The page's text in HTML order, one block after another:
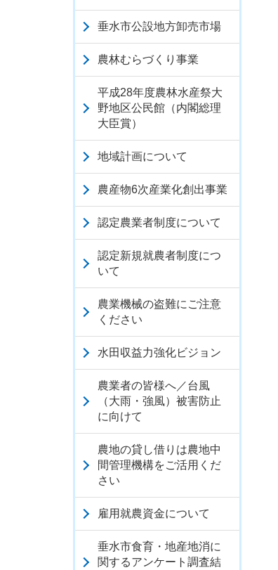
垂水市公設地方卸売市場
農林むらづくり事業
平成28年度農林水産祭大
野地区公民館（内閣総理
大臣賞）
地域計画について
農産物6次産業化創出事業
認定農業者制度について
認定新規就農者制度につ
いて
農業機械の盗難にご注意
ください
水田収益力強化ビジョン
農業者の皆様へ／台風
（大雨・強風）被害防止
に向けて
農地の貸し借りは農地中
間管理機構をご活用くだ
さい
雇用就農資金について
垂水市食育・地産地消に
関するアンケート調査結